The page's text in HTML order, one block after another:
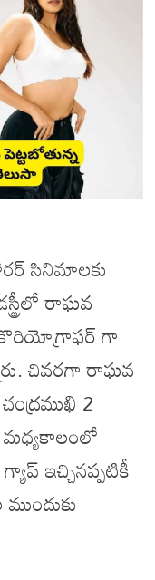
సినిమాలకు
రాఘవ
కొరియోగ్రాఫర్ గా
చివరగా రాఘవ
2
ఇచ్చినప్పటికీ